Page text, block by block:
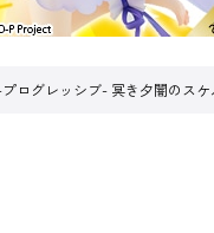
ログレッシブ- 冥き夕闇のス